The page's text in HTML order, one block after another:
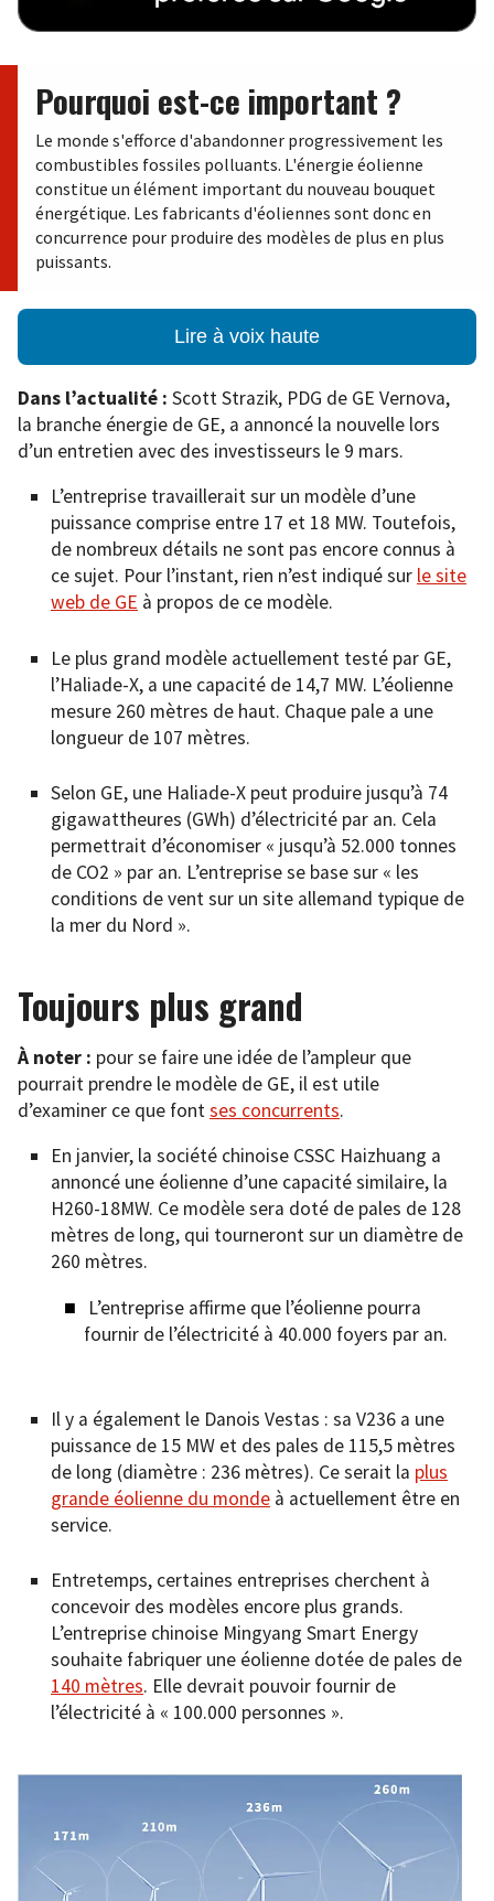
Pourquoi est-ce important ?
Le monde s'efforce d'abandonner progressivement les
combustibles fossiles polluants. L'énergie éolienne
constitue un élément important du nouveau bouquet
énergétique. Les fabricants d'éoliennes sont donc en
concurrence pour produire des modèles de plus en plus
puissants.
Lire à voix haute
Dans l’actualité : Scott Strazik, PDG de GE Vernova,
la branche énergie de GE, a annoncé la nouvelle lors
d’un entretien avec des investisseurs le 9 mars.
L’entreprise travaillerait sur un modèle d’une
puissance comprise entre 17 et 18 MW. Toutefois,
de nombreux détails ne sont pas encore connus à
ce sujet. Pour l’instant, rien n’est indiqué sur le site
web de GE à propos de ce modèle.
Le plus grand modèle actuellement testé par GE,
l’Haliade-X, a une capacité de 14,7 MW. L’éolienne
mesure 260 mètres de haut. Chaque pale a une
longueur de 107 mètres.
Selon GE, une Haliade-X peut produire jusqu’à 74
gigawattheures (GWh) d’électricité par an. Cela
permettrait d’économiser « jusqu’à 52.000 tonnes
de CO2 » par an. L’entreprise se base sur « les
conditions de vent sur un site allemand typique de
la mer du Nord ».
Toujours plus grand
À noter : pour se faire une idée de l’ampleur que
pourrait prendre le modèle de GE, il est utile
d’examiner ce que fontses concurrents.
En janvier, la société chinoise CSSC Haizhuang a
annoncé une éolienne d’une capacité similaire, la
H260-18MW. Ce modèle sera doté de pales de 128
mètres de long, qui tourneront sur un diamètre de
260 mètres.
L’entreprise affirme que l’éolienne pourra
fournir de l’électricité à 40.000 foyers par an.
Il y a également le Danois Vestas : sa V236 a une
puissance de 15 MW et des pales de 115,5 mètres
de long (diamètre : 236 mètres). Ce serait la plus
grande éolienne du monde à actuellement être en
service.
Entretemps, certaines entreprises cherchent à
concevoir des modèles encore plus grands.
L’entreprise chinoise Mingyang Smart Energy
souhaite fabriquer une éolienne dotée de pales de
140 mètres. Elle devrait pouvoir fournir de
l’électricité à « 100.000 personnes ».